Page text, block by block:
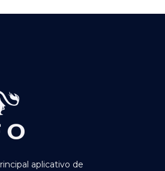
aplicativo de